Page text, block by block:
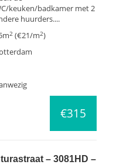
keuken/badkamer met 2
huurders....
2 (€21/m2)
€315
– 3081HD –